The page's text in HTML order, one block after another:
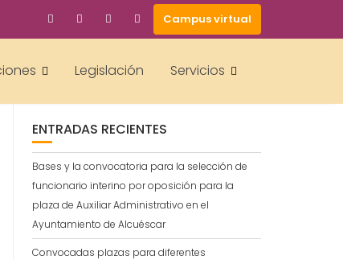
Campus virtual
Legislación Servicios
ENTRADAS RECIENTES
Bases y la convocatoria para la selección de
funcionario interino por oposición para la
plaza de Auxiliar Administrativo en el
Ayuntamiento de Alcuéscar
Convocadas plazas para diferentes